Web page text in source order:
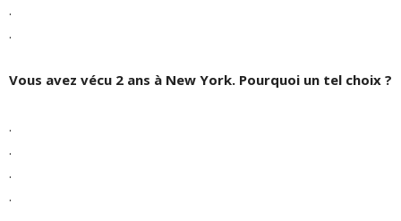
.
.
Vous avez vécu 2 ans à New York. Pourquoi un tel choix ?
.
.
.
.